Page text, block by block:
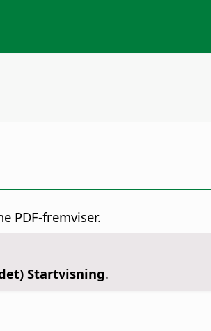
PDF-fremviser.
Startvisning.